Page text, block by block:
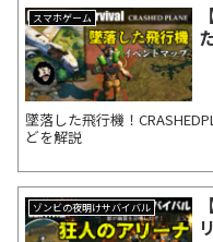
スマホゲーム
墜落した飛行機！
どを解説
ゾンビの夜明けサバイバル